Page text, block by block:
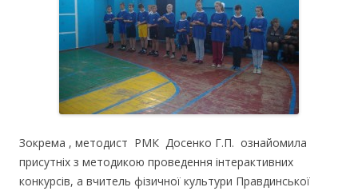
Зокрема , методист РМК Досенко Г.П. ознайомила
присутніх з методикою проведення інтерактивних
конкурсів, а вчитель фізичної культури Правдинської